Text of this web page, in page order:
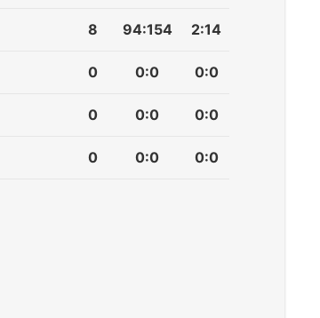
8 94:154 2:14
0 0:0 0:0
0 0:0 0:0
0 0:0 0:0